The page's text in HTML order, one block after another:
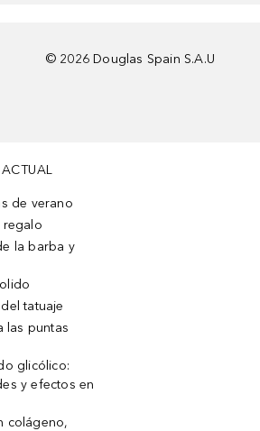
© 2026 Douglas Spain S.A.U
de verano
regalo
la barba y
tatuaje
las puntas
glicólico:
y efectos en
colágeno,